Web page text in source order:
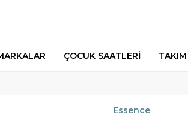
ÇOCUK SAATLERİ
Essence